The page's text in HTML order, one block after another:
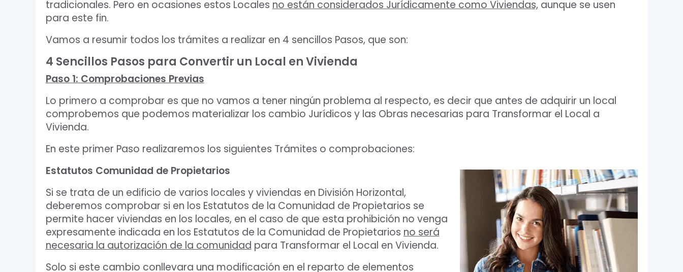
tradicionales. Pero en ocasiones estos Locales no están considerados Jurídicamente como Viviendas, aunque se usen
para este fin.
Vamos a resumir todos los trámites a realizar en 4 sencillos Pasos, que son:
4 Sencillos Pasos para Convertir un Local en Vivienda
Paso 1: Comprobaciones Previas
Lo primero a comprobar es que no vamos a tener ningún problema al respecto, es decir que antes de adquirir un local
comprobemos que podemos materializar los cambio Jurídicos y las Obras necesarias para Transformar el Local a
Vivienda.
En este primer Paso realizaremos los siguientes Trámites o comprobaciones:
Estatutos Comunidad de Propietarios
Si se trata de un edificio de varios locales y viviendas en División Horizontal,
deberemos comprobar si en los Estatutos de la Comunidad de Propietarios se
permite hacer viviendas en los locales, en el caso de que esta prohibición no venga
expresamente indicada en los Estatutos de la Comunidad de Propietarios no será
necesaria la autorización de la comunidad para Transformar el Local en Vivienda.
Solo si este cambio conllevara una modificación en el reparto de elementos